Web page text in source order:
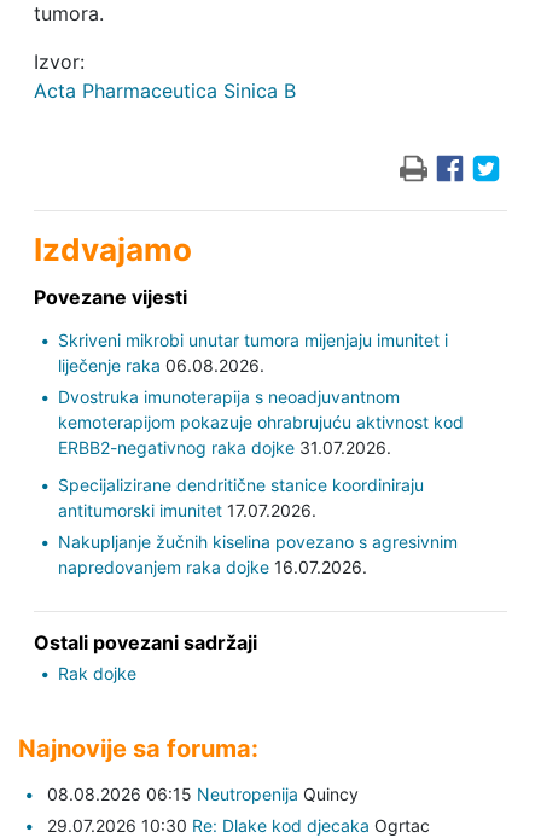
tumora.
Izvor:
Acta Pharmaceutica Sinica B
Izdvajamo
Povezane vijesti
Skriveni mikrobi unutar tumora mijenjaju imunitet i
liječenje raka 06.08.2026.
Dvostruka imunoterapija s neoadjuvantnom
kemoterapijom pokazuje ohrabrujuću aktivnost kod
ERBB2-negativnog raka dojke31.07.2026.
Specijalizirane dendritične stanice koordiniraju
antitumorski imunitet17.07.2026.
Nakupljanje žučnih kiselina povezano s agresivnim
napredovanjem raka dojke16.07.2026.
Ostali povezani sadržaji
Rak dojke
Najnovije sa foruma:
08.08.2026 06:15 Neutropenija Quincy
29.07.2026 10:30 Re: Dlake kod djecaka Ogrtac